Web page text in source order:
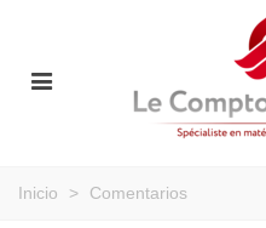
Inicio > Comentarios